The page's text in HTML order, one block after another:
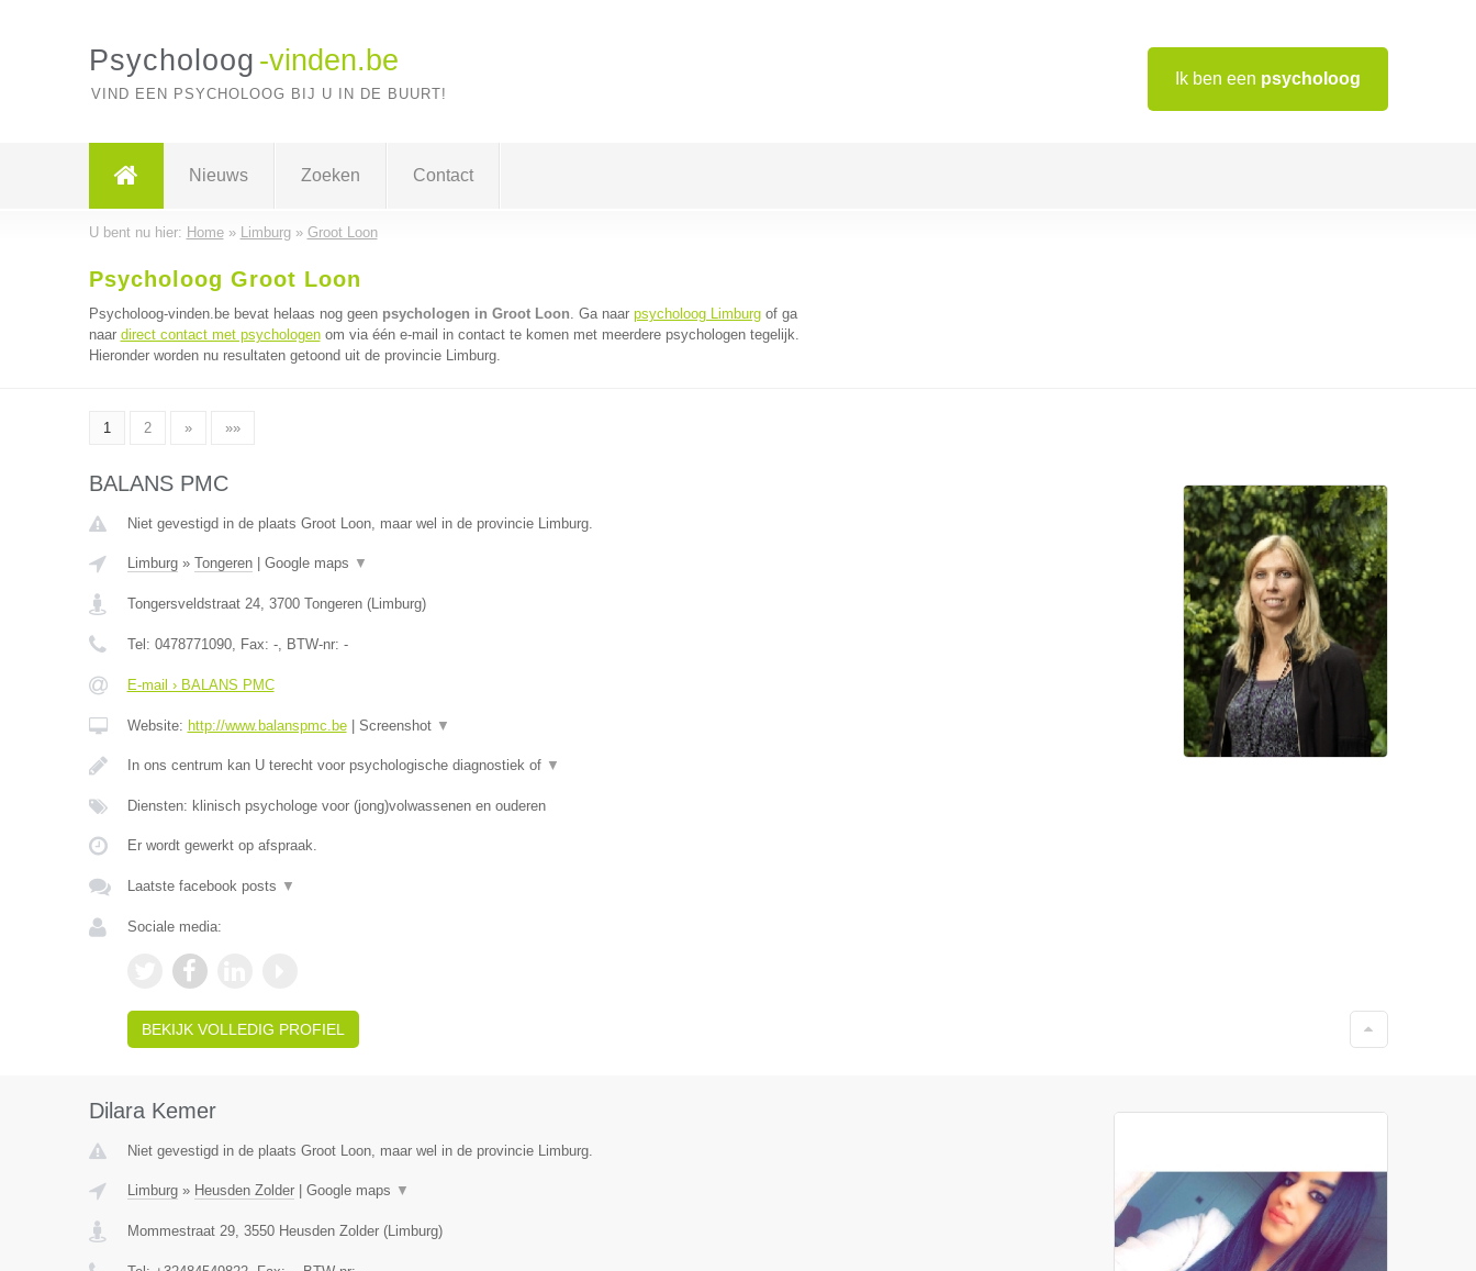
Ik ben een psycholoog
Psycholoog -vinden.be
VIND EEN PSYCHOLOOG BIJ U IN DE BUURT!
Nieuws Zoeken Contact
U bent nu hier: Home» Limburg» Groot Loon
Psycholoog Groot Loon
Psycholoog-vinden.be bevat helaas nog geen psychologen in Groot Loon. Ga naar psycholoog Limburgof ga
naar direct contact met psychologenom via één e-mail in contact te komen met meerdere psychologen tegelijk.
Hieronder worden nu resultaten getoond uit de provincie Limburg.
1 2 » »»
BALANS PMC
Niet gevestigd in de plaats Groot Loon, maar wel in de provincie Limburg.
Limburg» Tongeren| Google maps ▼
Tongersveldstraat 24, 3700 Tongeren(Limburg)
Tel: 0478771090, Fax: -, BTW-nr: -
E-mail › BALANS PMC
Website: http://www.balanspmc.be| Screenshot ▼
In ons centrum kan U terecht voor psychologische diagnostiek of ▼
Diensten: klinisch psychologe voor (jong)volwassenen en ouderen
Er wordt gewerkt op afspraak.
Laatste facebook posts ▼
Sociale media:
BEKIJK VOLLEDIG PROFIEL
Dilara Kemer
Niet gevestigd in de plaats Groot Loon, maar wel in de provincie Limburg.
Limburg» Heusden Zolder| Google maps ▼
Mommestraat 29, 3550 Heusden Zolder(Limburg)